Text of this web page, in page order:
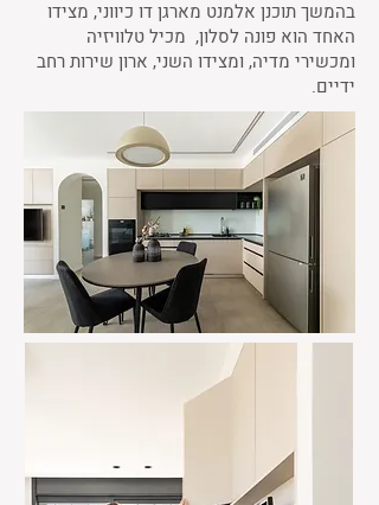
בהמשך תוכנן אלמנט מארגן דו כיווני, מצידו
האחד הוא פונה לסלון, מכיל טלוויזיה
ומכשירי מדיה, ומצידו השני, ארון שירות רחב
ידיים.